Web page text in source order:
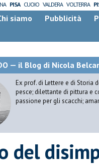
PISA CUOIO VALDERA VOLTERRA
siamo Pubblicità
— il Blog di Nicola
Ex prof. di Lettere e di Storia
pesce; dilettante di pittura e
passione per gli scacchi;
del